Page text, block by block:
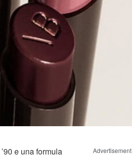
e una formula
Advertisement